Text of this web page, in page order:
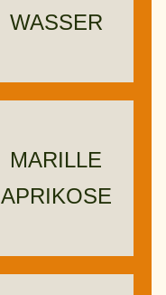
WASSER
MARILLE
APRIKOSE